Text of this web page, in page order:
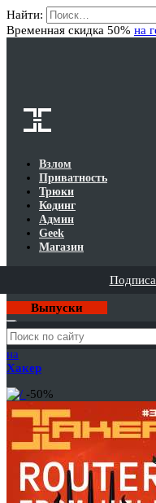
Найти:
Временная скидка 50% на
Взлом
Приватность
Трюки
Кодинг
Админ
Geek
Магазин
Выпуски
Годовая
подписка
на
Хакер
-50%